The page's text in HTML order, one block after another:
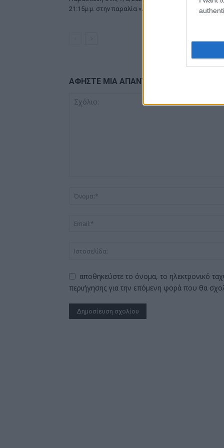
21:15μ.μ. στην παραλία «Αλυκή»
6/8/2026,
ΑΦΗΣΤΕ ΜΙΑ ΑΠΑΝΤΗΣΗ
αποθηκεύστε το όνομα, το ηλεκτρονικό
περιήγησης για την επόμενη φορά που θα